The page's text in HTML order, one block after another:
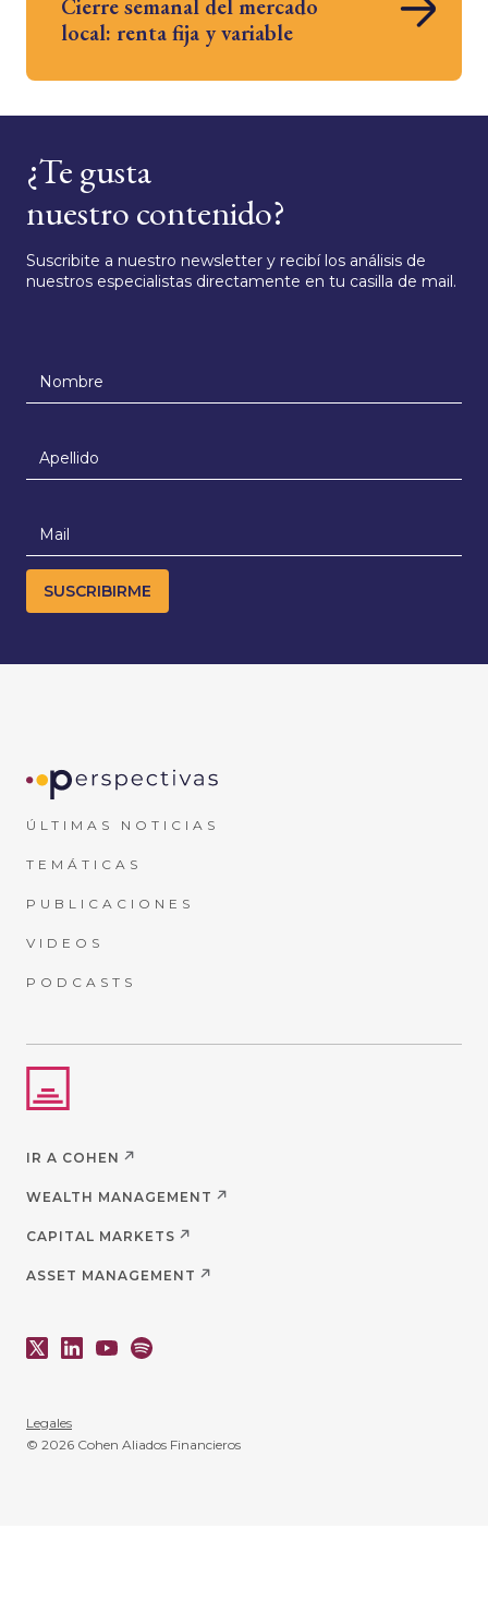
Cierre semanal del mercado
local: renta fija y variable
¿Te gusta
nuestro contenido?
Suscribite a nuestro newsletter y recibí los análisis de
nuestros especialistas directamente en tu casilla de mail.
ÚLTIMAS NOTICIAS
TEMÁTICAS
PUBLICACIONES
VIDEOS
PODCASTS
IR A COHEN
WEALTH MANAGEMENT
CAPITAL MARKETS
ASSET MANAGEMENT
Legales
© 2026 Cohen Aliados Financieros